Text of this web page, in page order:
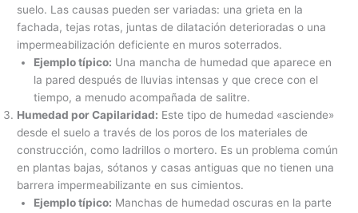
suelo. Las causas pueden ser variadas: una grieta en la
fachada, tejas rotas, juntas de dilatación deterioradas o una
impermeabilización deficiente en muros soterrados.
Ejemplo típico: Una mancha de humedad que aparece en
la pared después de lluvias intensas y que crece con el
tiempo, a menudo acompañada de salitre.
Humedad por Capilaridad: Este tipo de humedad «asciende»
desde el suelo a través de los poros de los materiales de
construcción, como ladrillos o mortero. Es un problema común
en plantas bajas, sótanos y casas antiguas que no tienen una
barrera impermeabilizante en sus cimientos.
Ejemplo típico: Manchas de humedad oscuras en la parte